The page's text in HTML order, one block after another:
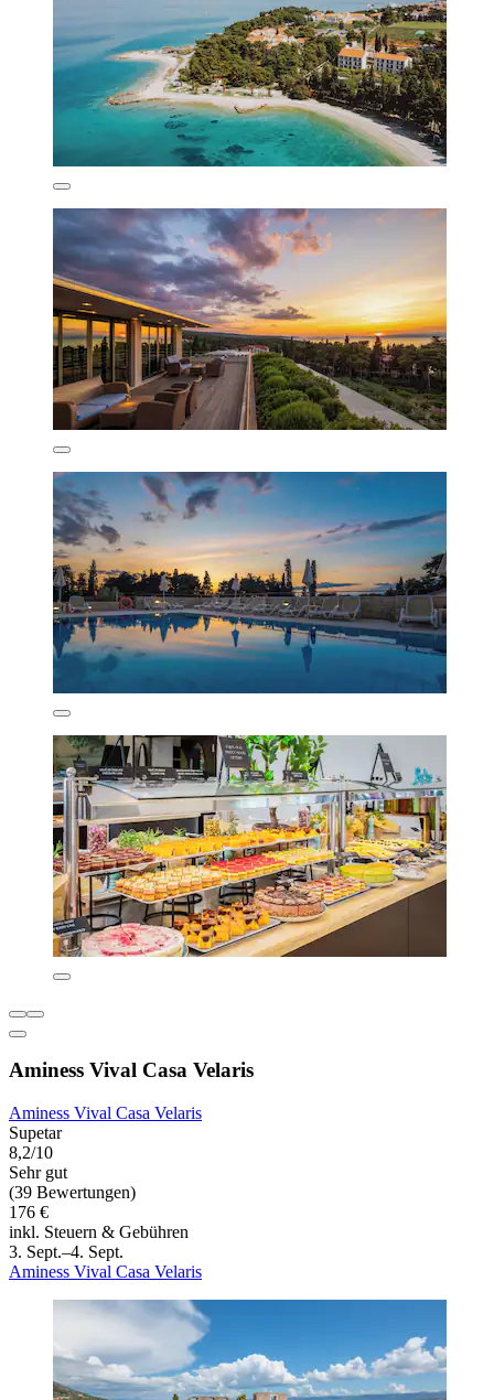
Aminess Vival Casa Velaris
Aminess Vival Casa Velaris
Supetar
8,2/10
Sehr gut
(39 Bewertungen)
176 €
inkl. Steuern & Gebühren
3. Sept.–4. Sept.
Aminess Vival Casa Velaris